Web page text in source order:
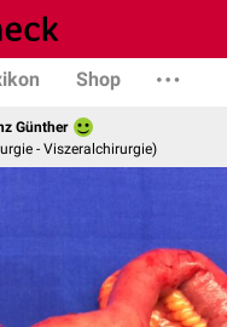
Shop
Günther
- Viszeralchirurgie)